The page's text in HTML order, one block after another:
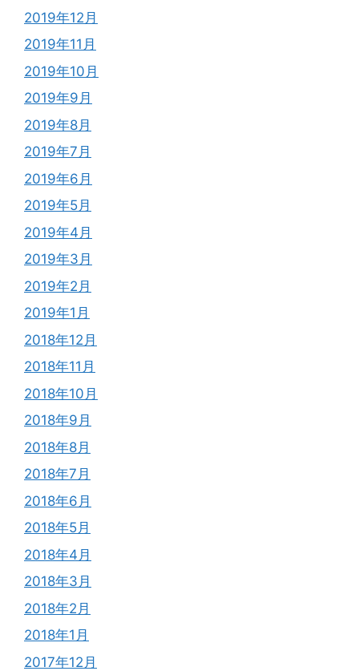
2019年12月
2019年11月
2019年10月
2019年9月
2019年8月
2019年7月
2019年6月
2019年5月
2019年4月
2019年3月
2019年2月
2019年1月
2018年12月
2018年11月
2018年10月
2018年9月
2018年8月
2018年7月
2018年6月
2018年5月
2018年4月
2018年3月
2018年2月
2018年1月
2017年12月